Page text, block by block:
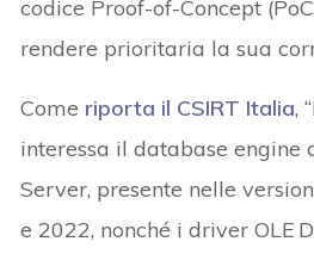
codice Proof-of-Concept
rendere prioritaria la sua
Come riporta il CSIRT Italia,
interessa il database engine
Server, presente nelle
e 2022, nonché i driver OLE